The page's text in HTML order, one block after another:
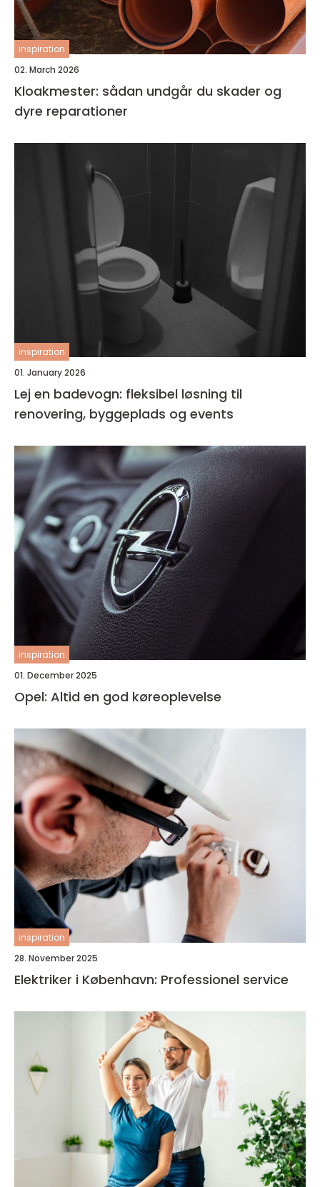
inspiration
02. March 2026
Kloakmester: sådan undgår du skader og
dyre reparationer
inspiration
01. January 2026
Lej en badevogn: fleksibel løsning til
renovering, byggeplads og events
inspiration
01. December 2025
Opel: Altid en god køreoplevelse
inspiration
28. November 2025
Elektriker i København: Professionel service